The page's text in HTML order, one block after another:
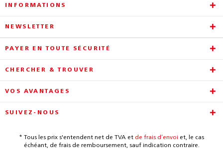
INFORMATIONS
NEWSLETTER
PAYER EN TOUTE SÉCURITÉ
CHERCHER & TROUVER
VOS AVANTAGES
SUIVEZ-NOUS
* Tous les prix s'entendent net de TVA et de frais d’envoi et, le cas
échéant, de frais de remboursement, sauf indication contraire.